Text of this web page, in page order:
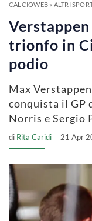
CALCIOWEB» ALTRI
trionfo in
podio
Max
conquista il GP
Norris e Sergio
di Rita Caridi 21 Apr